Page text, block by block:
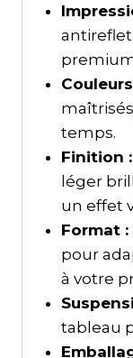
temps.
Finition :
léger
un effet
Format :
pour
à votre
tableau